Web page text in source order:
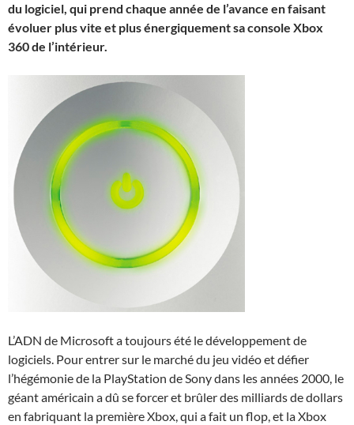
du logiciel, qui prend chaque année de l’avance en faisant
évoluer plus vite et plus énergiquement sa console Xbox
360 de l’intérieur.
L’ADN de Microsoft a toujours été le développement de
logiciels. Pour entrer sur le marché du jeu vidéo et défier
l’hégémonie de la PlayStation de Sony dans les années 2000, le
géant américain a dû se forcer et brûler des milliards de dollars
en fabriquant la première Xbox, qui a fait un flop, et la Xbox